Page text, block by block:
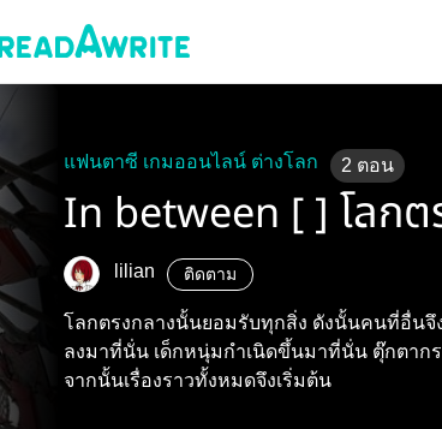
แฟนตาซี เกมออนไลน์ ต่างโลก 2 ตอน
In between [ ] โลกต
lilian ติดตาม
โลกตรงกลางนั้นยอมรับทุกสิ่ง ดังนั้นคนที่อื่นจึ
ลงมาที่นั่น เด็กหนุ่มกำเนิดขึ้นมาที่นั่น ตุ๊กตาก
จากนั้นเรื่องราวทั้งหมดจึงเริ่มต้น